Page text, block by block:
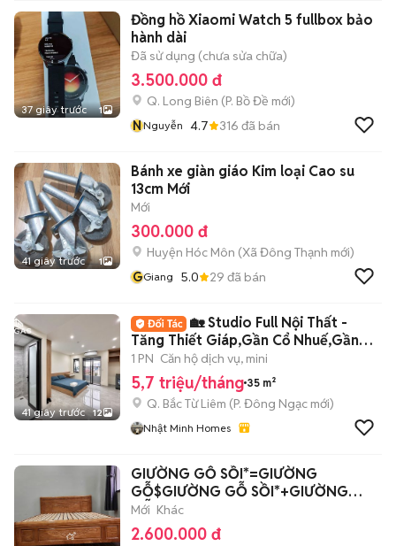
37 giây trước 1
Đồng hồ Xiaomi Watch 5 fullbox bảo
hành dài
Đã sử dụng (chưa sửa chữa)
3.500.000 đ
Q. Long Biên (P. Bồ Đề mới)
NNguyễn 4.7 316 đã bán
41 giây trước 1
Bánh xe giàn giáo Kim loại Cao su
13cm Mới
Mới
300.000 đ
Huyện Hóc Môn (Xã Đông Thạnh mới)
GGiang 5.0 29 đã bán
41 giây trước 12
🏡 Studio Full Nội Thất -
Tăng Thiết Giáp,Gần Cổ Nhuế,Gần
Phạm Văn Đồng
1 PN Căn hộ dịch vụ, mini
5,7 triệu/tháng 35 m²
Q. Bắc Từ Liêm (P. Đông Ngạc mới)
Nhật Minh Homes
GIƯỜNG GỖ SỒI*=GIƯỜNG
GỖ$GIƯỜNG GỖ SỒI*+GIƯỜNG
GỖ$
Mới Khác
2.600.000 đ